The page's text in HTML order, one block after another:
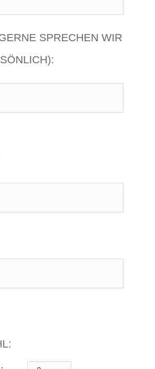
SPRECHEN WIR